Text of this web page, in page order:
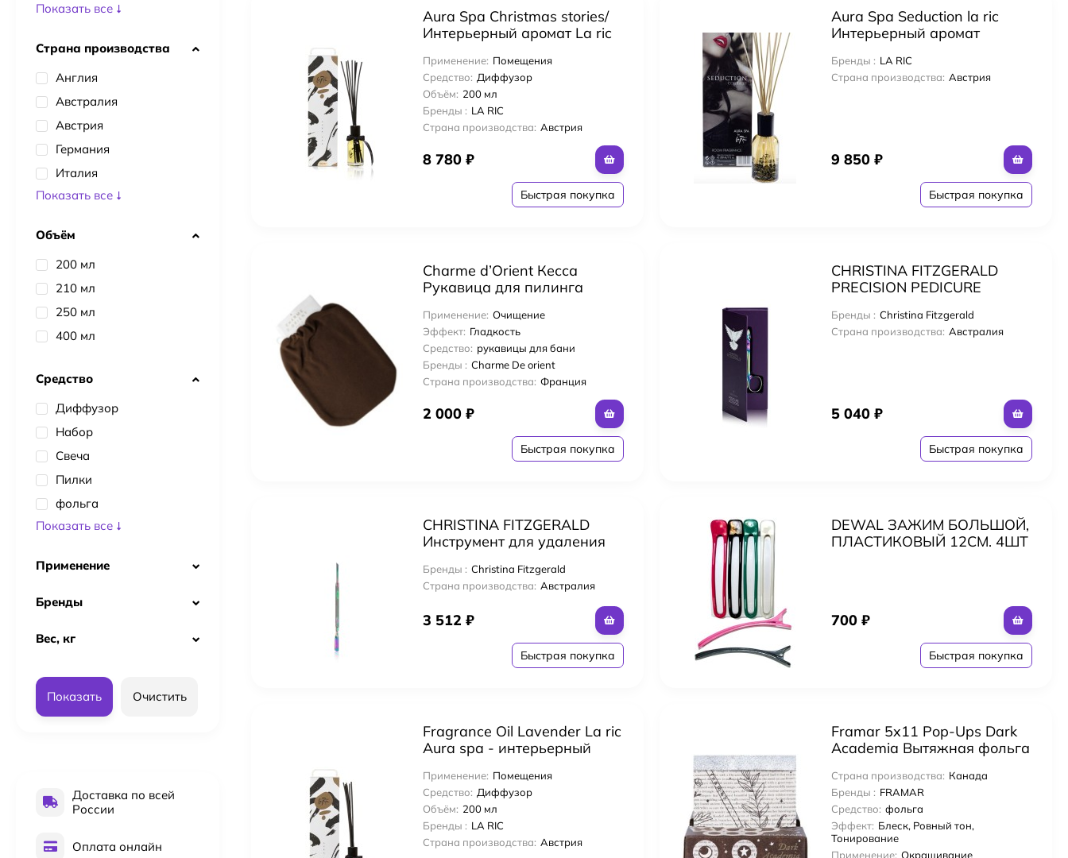
Aura Spa Christmas stories/
Интерьерный аромат La ric
200 мл
Применение: Помещения
Средство: Диффузор
Объём: 200 мл
Бренды : LA RIC
Страна производства: Австрия
8 780 ₽
Быстрая покупка
Aura Spa Seduction la ric
Интерьерный аромат
ротанговыми палочками
200 мл
Бренды : LA RIC
Страна производства: Австрия
9 850 ₽
Быстрая покупка
Charme d’Orient Кесса
Рукавица для пилинга
95% вискоза Kassa Qualité
Supérieure
Применение: Очищение
Эффект: Гладкость
Средство: рукавицы для бани
Бренды : Charme De orient
Страна производства: Франция
2 000 ₽
Быстрая покупка
CHRISTINA FITZGERALD
PRECISION PEDICURE
НОЖНИЦЫ ДЛЯ
ПЕДИКЮРА
Бренды : Christina Fitzgerald
Страна производства: Австралия
5 040 ₽
Быстрая покупка
CHRISTINA FITZGERALD
Инструмент для удаления
pusher
Бренды : Christina Fitzgerald
Страна производства: Австралия
3 512 ₽
Быстрая покупка
DEWAL ЗАЖИМ БОЛЬШОЙ,
ПЛАСТИКОВЫЙ 12СМ. 4ШТ
700 ₽
Быстрая покупка
Fragrance Oil Lavender La ric
Aura spa - интерьерный
Применение: Помещения
Средство: Диффузор
Объём: 200 мл
Бренды : LA RIC
Страна производства: Австрия
Framar 5x11 Pop-Ups Dark
Academia Вытяжная фольга
академия» 500 листов для
окрашивания 12,5 x 28 см
Страна производства: Канада
Бренды : FRAMAR
Средство: фольга
Эффект: Блеск, Ровный тон,
Тонирование
Применение: Окрашивание
Показать все
Страна производства
Англия
Австралия
Австрия
Германия
Италия
Показать все
Объём
200 мл
210 мл
250 мл
400 мл
Средство
Диффузор
Набор
Свеча
Пилки
фольга
Показать все
Применение
Бренды
Вес, кг
Показать Очистить
Доставка по всей
России
Оплата онлайн